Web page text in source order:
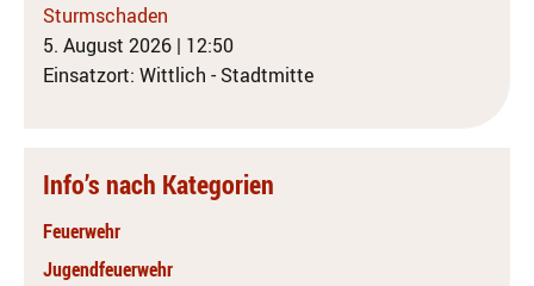
Sturmschaden
5. August 2026 | 12:50
Einsatzort: Wittlich - Stadtmitte
Info’s nach Kategorien
Feuerwehr
Jugendfeuerwehr